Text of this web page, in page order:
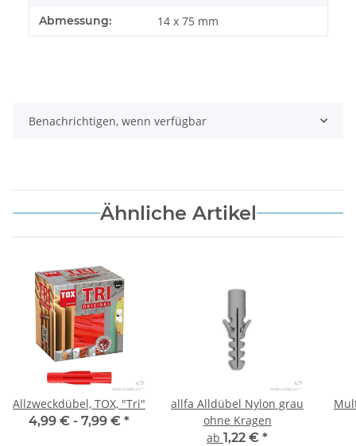
Abmessung: 14 x 75 mm
Benachrichtigen, wenn verfügbar
Ähnliche Artikel
Allzweckdübel, TOX, "Tri"
4,99 € - 7,99 € *
allfa Alldübel Nylon grau
ohne Kragen
ab 1,22 € *